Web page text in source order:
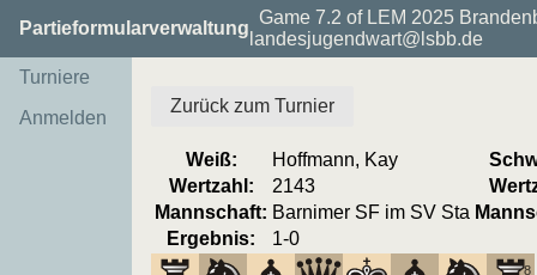
Partieformularverwaltung
Game 7.2 of LEM 2025
landesjugendwart@lsbb.de
Turniere
Anmelden
Zurück zum Turnier
Weiß: Hoffmann, Kay
Wertzahl:
2143
Mannschaft: Barnimer SF im SV Sta
Ergebnis:
1-0
8